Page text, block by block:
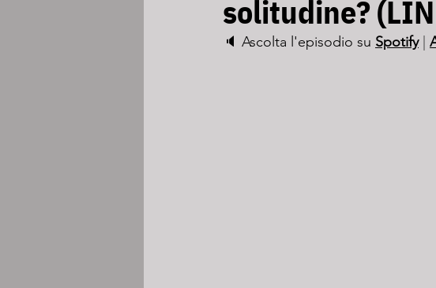
solitudine?
🔈 Ascolta l'episodio su Spotify |